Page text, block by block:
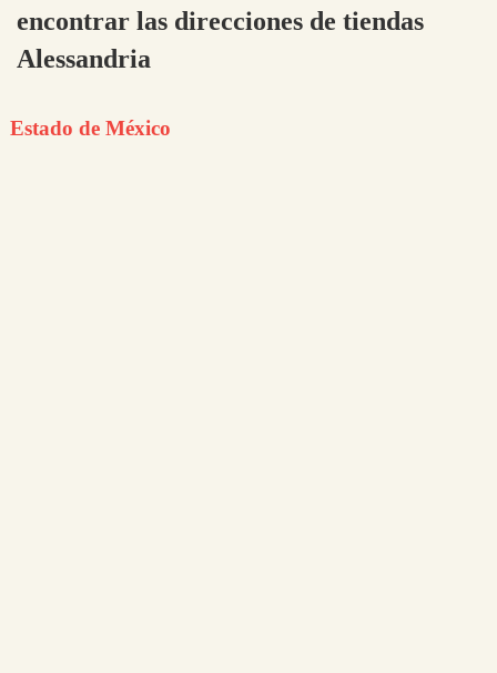
encontrar las direcciones de tiendas
Alessandria
Estado de México